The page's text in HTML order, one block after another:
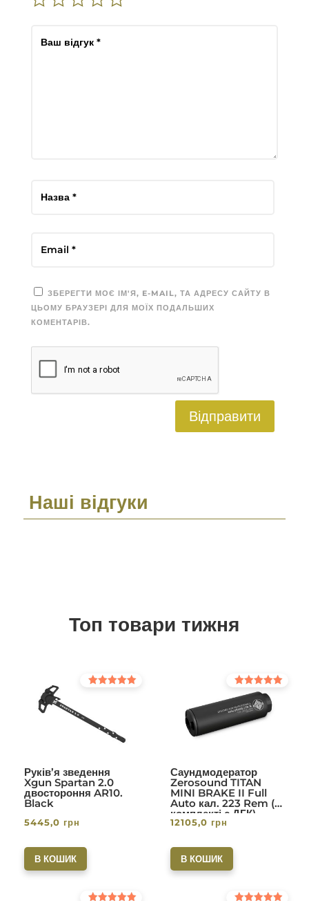
ЗБЕРЕГТИ МОЄ ІМ'Я, E-MAIL, ТА АДРЕСУ САЙТУ В
ЦЬОМУ БРАУЗЕРІ ДЛЯ МОЇХ ПОДАЛЬШИХ
КОМЕНТАРІВ.
Відправити
Наші відгуки
Топ товари тижня
Руків’я зведення
Xgun Spartan 2.0
двостороння AR10.
Black
5445,0 грн
В КОШИК
Саундмодератор
Zerosound TITAN
MINI BRAKE II Full
Auto кал. 223 Rem (в
комплекті с ДГК)
різьба 1/2-28. Вlack
Оцінено в
5.00
з 5
12105,0 грн
В КОШИК